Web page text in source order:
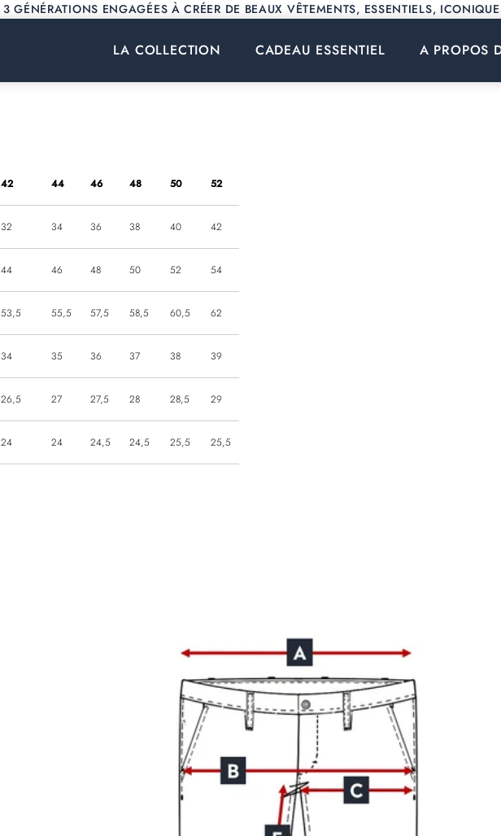
3 GÉNÉRATIONS ENGAGÉES À CRÉER DE BEAUX VÊTEMENTS, ESSENTIELS,
LA COLLECTION
CADEAU ESSENTIEL
A PROPOS
42 44 46 48 50 52
32 34 36 38 40 42
44 46 48 50 52 54
53,5 55,5 57,5 58,5 60,5 62
34 35 36 37 38 39
26,5 27 27,5 28 28,5 29
24 24 24,5 24,5 25,5 25,5